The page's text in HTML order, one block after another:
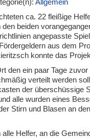
Allgemein
ca. 22 fleißige
beiden
angepasste
aus dem
konnte das
den ein paar Tage
verteilt werden
der überschüssige
alle wurden eines
Stirn und Blasen an
Helfer, an die